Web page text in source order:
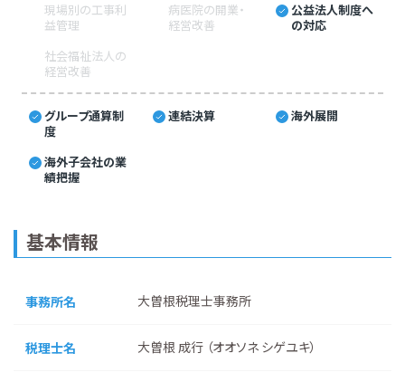
現場別の工事利
益管理
病医院の開業・
経営改善
公益法人制度へ
の対応
社会福祉法人の
経営改善
グループ通算制
度
連結決算 海外展開
海外子会社の業
績把握
基本情報
事務所名 大曽根税理士事務所
税理士名 大曽根 成行 （オオソネ シゲユキ）